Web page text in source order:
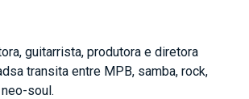
guitarrista, produtora e diretora
transita entre MPB, samba, rock,
soul.